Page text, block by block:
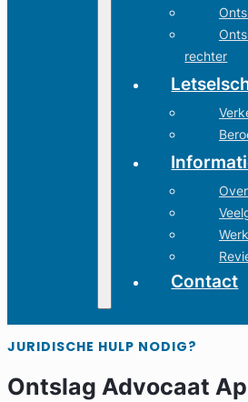
rechter
Contact
JURIDISCHE HULP NODIG?
Ontslag Advocaat